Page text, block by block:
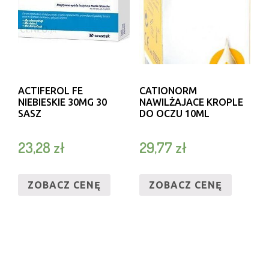
ACTIFEROL FE
NIEBIESKIE 30MG 30
SASZ
23,28 zł
ZOBACZ CENĘ
CATIONORM
NAWILŻAJACE KROPLE
DO OCZU 10ML
29,77 zł
ZOBACZ CENĘ